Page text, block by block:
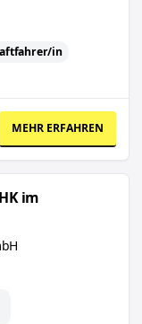
in
MEHR ERFAHREN
(m/w/d)
im